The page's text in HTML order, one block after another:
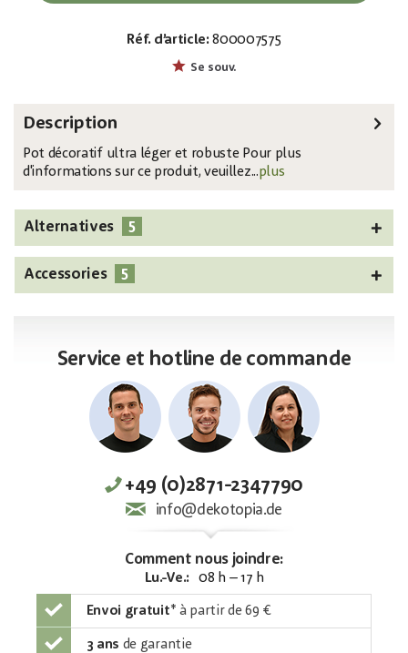
Réf. d’article: 800007575
Se souv.
Description
Pot décoratif ultra léger et robuste Pour plus
d'informations sur ce produit, veuillez...plus
Alternatives 5
Accessories 5
Service et hotline de commande
+49 (0)2871-2347790
info@dekotopia.de
Comment nous joindre:
Lu.-Ve.: 08 h – 17 h
Envoi gratuit* à partir de 69 €
3 ans de garantie